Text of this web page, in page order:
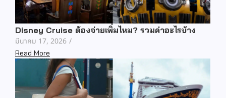
Disney Cruise ต้องจ่ายเพิ่มไหม? รวมค่าอะไรบ้าง
มีนาคม 17, 2026 /
Read More